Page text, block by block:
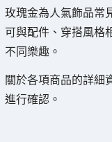
玫瑰金為人氣飾品常
可與配件、穿搭風格
不同樂趣。
關於各項商品的詳細
進行確認。